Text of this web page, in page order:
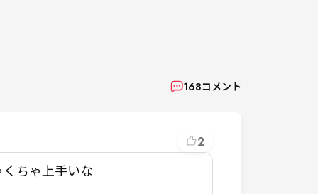
168コメント
2
ちゃ上手いな